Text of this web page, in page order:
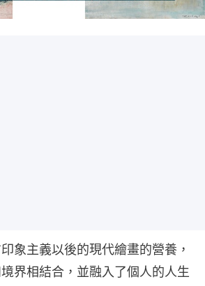
象主義以後的現代繪畫的營養，
界相結合，並融入了個人的人生